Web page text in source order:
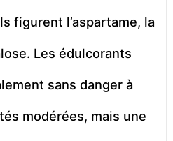
figurent l’aspartame, la
Les édulcorants
sans danger à
modérées, mais une